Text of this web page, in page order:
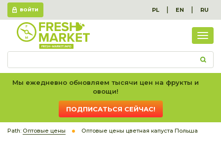
ВОЙТИ PL | EN | RU
вес
Мы ежедневно обновляем тысячи цен на фрукты и
овощи!
ПОДПИСАТЬСЯ СЕЙЧАС!
Path: Оптовые цены Оптовые цены цветная капуста Польша